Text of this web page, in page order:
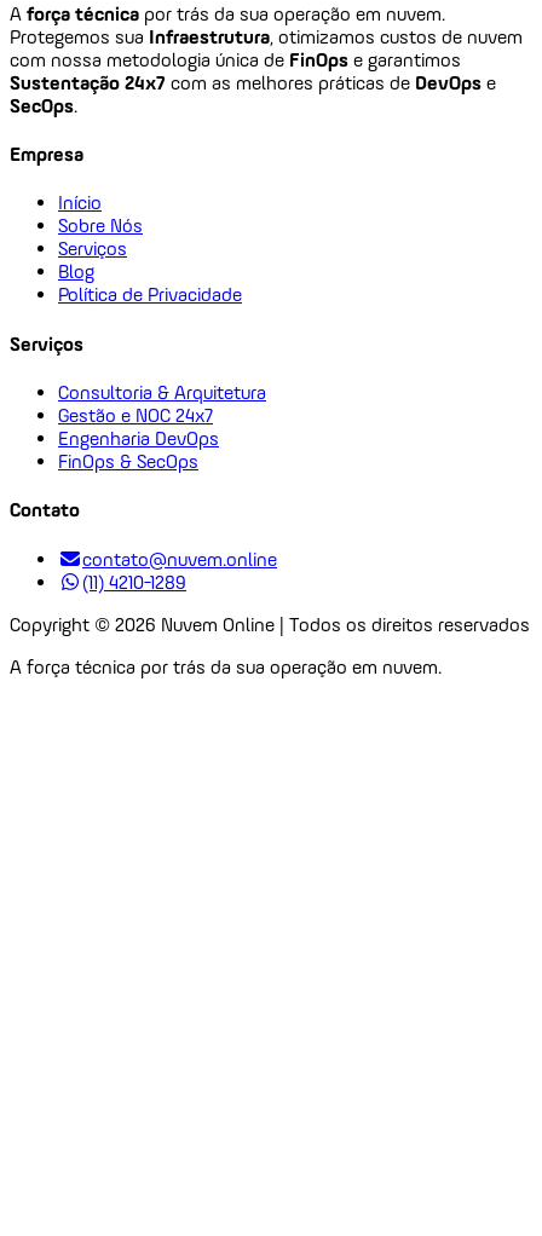
A força técnica por trás da sua operação em nuvem.
Protegemos sua Infraestrutura, otimizamos custos de nuvem
com nossa metodologia única de FinOps e garantimos
Sustentação 24x7 com as melhores práticas de DevOps e
SecOps.
Empresa
Início
Sobre Nós
Serviços
Blog
Política de Privacidade
Serviços
Consultoria & Arquitetura
Gestão e NOC 24x7
Engenharia DevOps
FinOps & SecOps
Contato
contato@nuvem.online
(11) 4210-1289
Copyright © 2026 Nuvem Online | Todos os direitos reservados
A força técnica por trás da sua operação em nuvem.